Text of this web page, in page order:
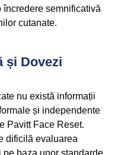
încredere semnificativă
cutanate.
și Dovezi
nu există informații
și independente
Pavitt Face Reset.
dificilă evaluarea
baza unor standarde